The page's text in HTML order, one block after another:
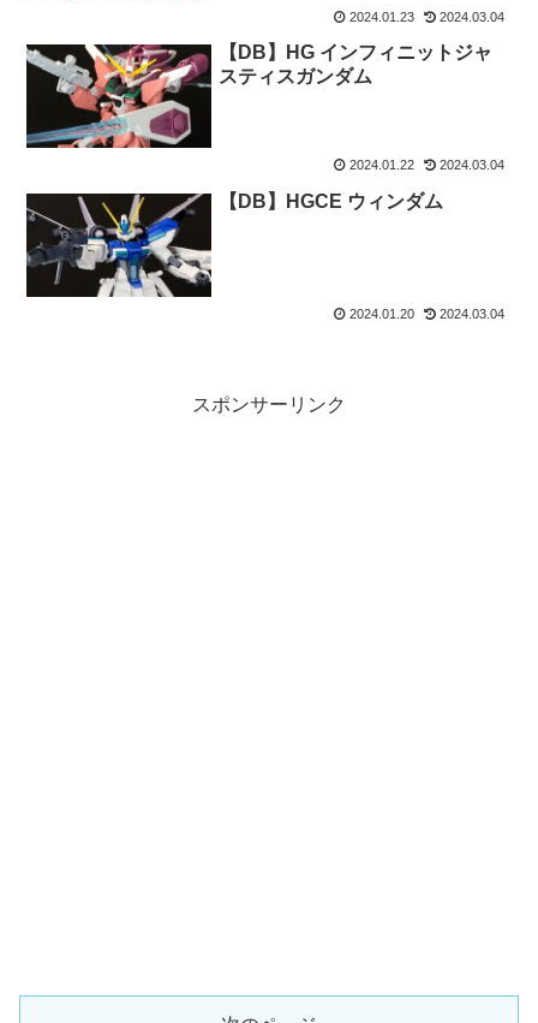
2024.01.23 2024.03.04
【DB】HG インフィニットジャ
スティスガンダム
2024.01.22 2024.03.04
【DB】HGCE ウィンダム
2024.01.20 2024.03.04
スポンサーリンク